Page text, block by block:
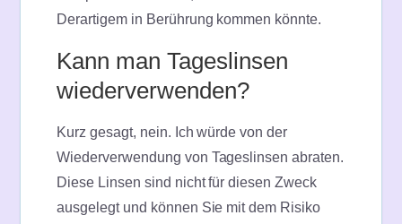
Derartigem in Berührung kommen könnte.
Kann man Tageslinsen
wiederverwenden?
Kurz gesagt, nein. Ich würde von der
Wiederverwendung von Tageslinsen abraten.
Diese Linsen sind nicht für diesen Zweck
ausgelegt und können Sie mit dem Risiko